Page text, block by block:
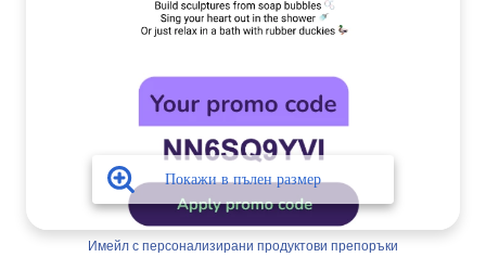
Имейл с персонализирани продуктови препоръки